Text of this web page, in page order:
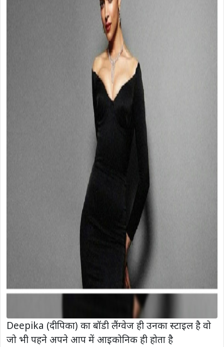
Deepika (दीपिका) का बॉडी लैंग्वेज ही उनका स्टाइल है वो
जो भी पहने अपने आप में आइकोनिक ही होता है